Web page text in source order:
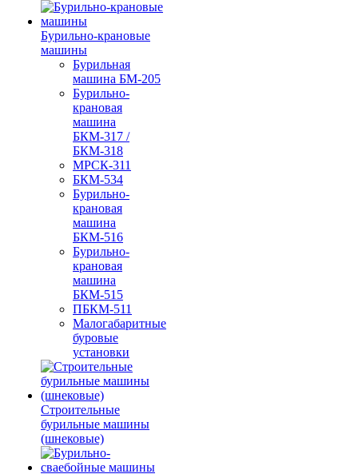
Бурильно-крановые
машины
Бурильная
машина БМ-205
Бурильно-
крановая
машина
БКМ-317 /
БКМ-318
МРСК-311
БКМ-534
Бурильно-
крановая
машина
БКМ-516
Бурильно-
крановая
машина
БКМ-515
ПБКМ-511
Малогабаритные
буровые
установки
Строительные
бурильные машины
(шнековые)